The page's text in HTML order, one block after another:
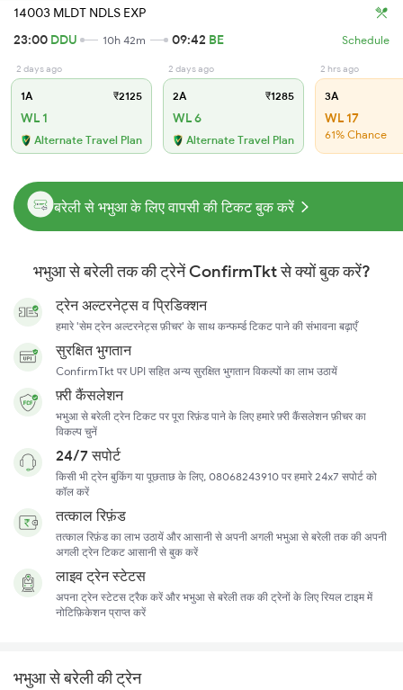
14003 MLDT NDLS EXP
23:00 DDU 10h 42m 09:42 BE Schedule
2 days ago
1A ₹2125
WL 1
Alternate Travel Plan
2 days ago
2A ₹1285
WL 6
Alternate Travel Plan
2 hrs ago
3A
WL 17
61% Chance
बरेली से भभुआ के लिए वापसी की टिकट बुक करें
भभुआ से बरेली तक की ट्रेनें ConfirmTkt से क्यों बुक करें?
ट्रेन अल्टरनेट्स व प्रिडिक्शन
हमारे 'सेम ट्रेन अल्टरनेट्स फ़ीचर' के साथ कन्फर्म्ड टिकट पाने की संभावना बढ़ाएँ
सुरक्षित भुगतान
ConfirmTkt पर UPI सहित अन्य सुरक्षित भुगतान विकल्पों का लाभ उठायें
फ़्री कैंसलेशन
भभुआ से बरेली ट्रेन टिकट पर पूरा रिफ़ंड पाने के लिए हमारे फ़्री कैंसलेशन फ़ीचर का
विकल्प चुनें
24/7 सपोर्ट
किसी भी ट्रेन बुकिंग या पूछताछ के लिए, 08068243910 पर हमारे 24x7 सपोर्ट को
कॉल करें
तत्काल रिफ़ंड
तत्काल रिफ़ंड का लाभ उठायें और आसानी से अपनी अगली भभुआ से बरेली तक की अपनी
अगली ट्रेन टिकट आसानी से बुक करें
लाइव ट्रेन स्टेटस
अपना ट्रेन स्टेटस ट्रैक करें और भभुआ से बरेली तक की ट्रेनों के लिए रियल टाइम में
नोटिफ़िकेशन प्राप्त करें
भभुआ से बरेली की ट्रेन